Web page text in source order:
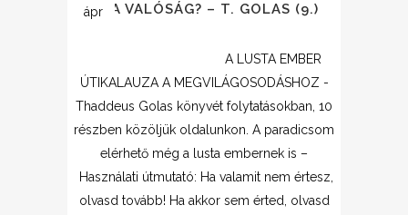
ápr
MI A VALÓSÁG? – T. GOLAS (9.)
A LUSTA EMBER
ÚTIKALAUZA A MEGVILÁGOSODÁSHOZ -
Thaddeus Golas könyvét folytatásokban, 10
részben közöljük oldalunkon. A paradicsom
elérhető még a lusta embernek is –
Használati útmutató: Ha valamit nem értesz,
olvasd tovább! Ha akkor sem érted, olvasd